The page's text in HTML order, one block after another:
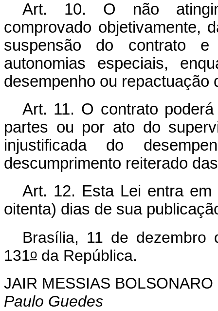
Art. 10. O não
comprovado objetivamente,
suspensão do contrato
autonomias especiais,
desempenho ou repactuação
Art. 11. O contrato
partes ou por ato do
injustificada do
descumprimento reiterado
Art. 12. Esta Lei entra
oitenta) dias de sua
Brasília, 11 de dezembro
131o da República.
JAIR MESSIAS BOLSONARO
Paulo Guedes